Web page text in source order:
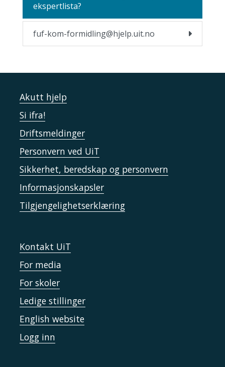
ekspertlista?
fuf-kom-formidling@hjelp.uit.no
Akutt hjelp
Si ifra!
Driftsmeldinger
Personvern ved UiT
Sikkerhet, beredskap og personvern
Informasjonskapsler
Tilgjengelighetserklæring
Kontakt UiT
For media
For skoler
Ledige stillinger
English website
Logg inn